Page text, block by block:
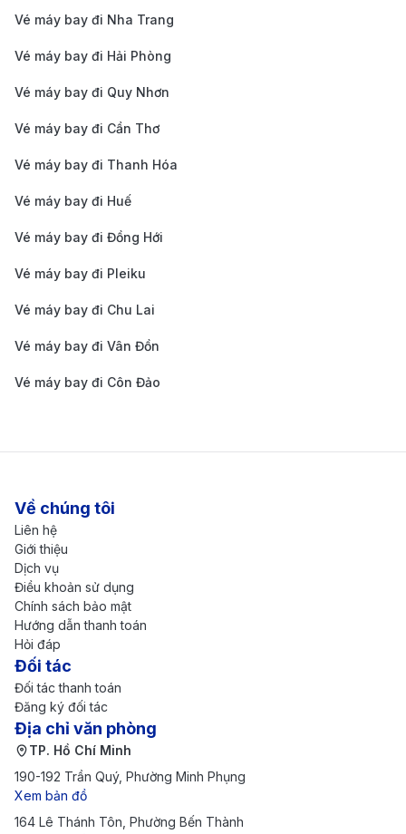
tác với nhiều hãng hàng không, cung cấp mức giá
Hỗ trợ khách hàng chuyên nghiệp 24/7:
tư vấn viên luôn sẵn sàng hỗ trợ bạn trong việc tìm
vé, đặt vé và giải quyết các vấn đề phát sinh, đảm
bảo hành trình suôn sẻ.
thanh toán tiện lợi như thẻ tín dụng, ví điện tử,
chuyển khoản ngân hàng giúp bạn giao dịch
nhanh chóng và bảo mật.
Dịch vụ bổ sung tiện ích: B
chọn chỗ ngồi trước để chuyến đi trở nên thoải
mái và thuận tiện hơn.
New York – trung tâm tài chính, văn hóa và nghệ
thuật của thế giới, nổi tiếng với những tòa nhà chọc
trời, công viên xanh mát và nền văn hóa đa dạng. Đây
là điểm đến lý tưởng cho những ai yêu thích sự sôi
động, khám phá kiến trúc lịch sử và tận hưởng các
trải nghiệm giải trí đẳng cấp.
Những địa điểm không thể bỏ lỡ tại New
York
Tượng Nữ thần Tự do:
nơi bạn có thể đi phà đến đảo Liberty, tham quan
bức tượng mang tính biểu tượng và ngắm nhìn
Vé máy bay đi Nha Trang
Vé máy bay đi Hải Phòng
Vé máy bay đi Quy Nhơn
Vé máy bay đi Cần Thơ
Vé máy bay đi Thanh Hóa
Vé máy bay đi Huế
Vé máy bay đi Đồng Hới
Vé máy bay đi Pleiku
Vé máy bay đi Chu Lai
Vé máy bay đi Vân Đồn
Vé máy bay đi Côn Đảo
Về chúng tôi
Liên hệ
Giới thiệu
Dịch vụ
Điều khoản sử dụng
Chính sách bảo mật
Hướng dẫn thanh toán
Hỏi đáp
Đối tác
Đối tác thanh toán
Đăng ký đối tác
Địa chỉ văn phòng
TP. Hồ Chí Minh
190-192 Trần Quý, Phường Minh Phụng
Xem bản đồ
164 Lê Thánh Tôn, Phường Bến Thành